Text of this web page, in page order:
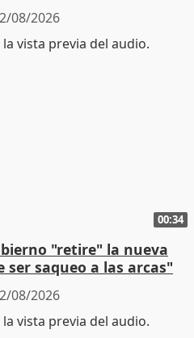
08/2026
00:34
"retire" la nueva
saqueo a las arcas"
08/2026